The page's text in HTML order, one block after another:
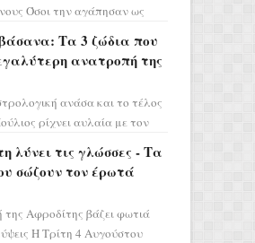
Όσοι την αγάπησαν ως
να προετοιμαστο...Τα 3 ζώδια που
ανατροπή της
ανάσα και το τέλος
ρίχνει αυλαία με τον
τω...
λύνει τις γλώσσες - Τα
σώζουν τον έρωτά
Αφροδίτης βάζει φωτιά
Η Τρίτη 4 Αυγούστου